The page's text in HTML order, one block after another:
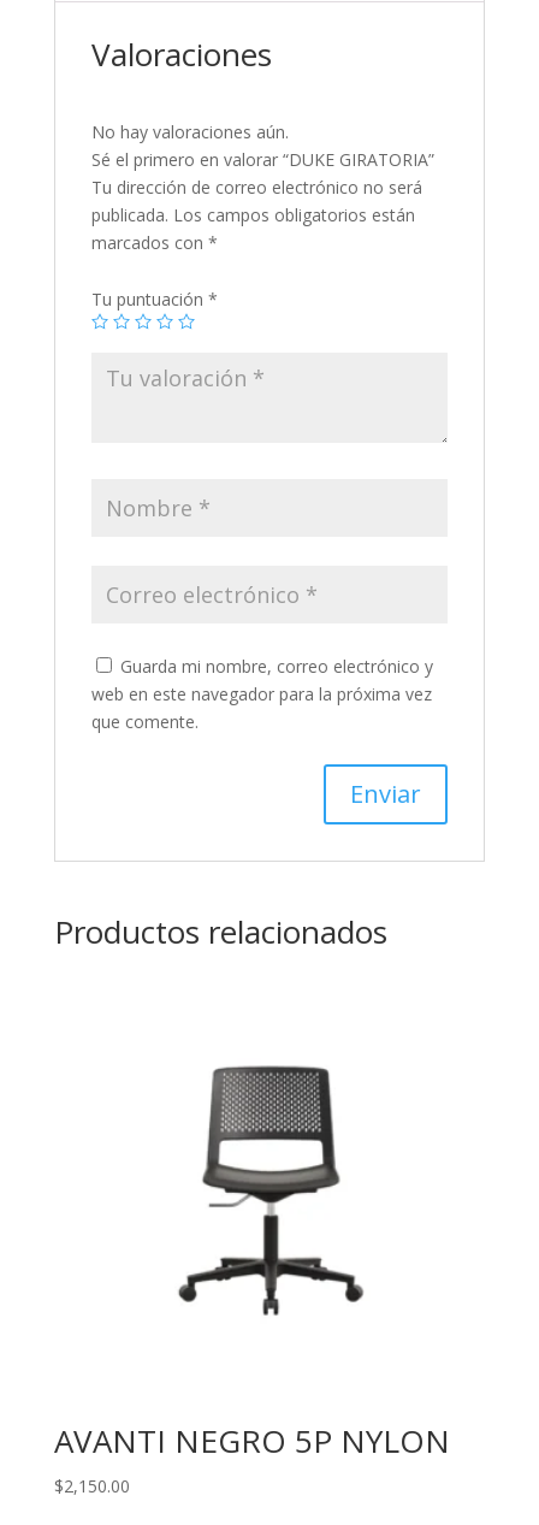
Valoraciones
No hay valoraciones aún.
Sé el primero en valorar “DUKE GIRATORIA”
Tu dirección de correo electrónico no será
publicada. Los campos obligatorios están
marcados con *
Tu puntuación *
Guarda mi nombre, correo electrónico y
web en este navegador para la próxima vez
que comente.
Productos relacionados
AVANTI NEGRO 5P NYLON
$2,150.00